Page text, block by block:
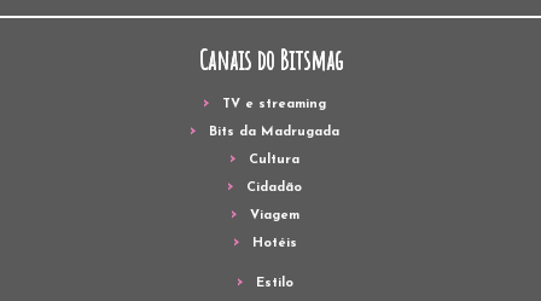
Canais do Bitsmag
TV e streaming
Bits da Madrugada
Cultura
Cidadão
Viagem
Hotéis
Estilo